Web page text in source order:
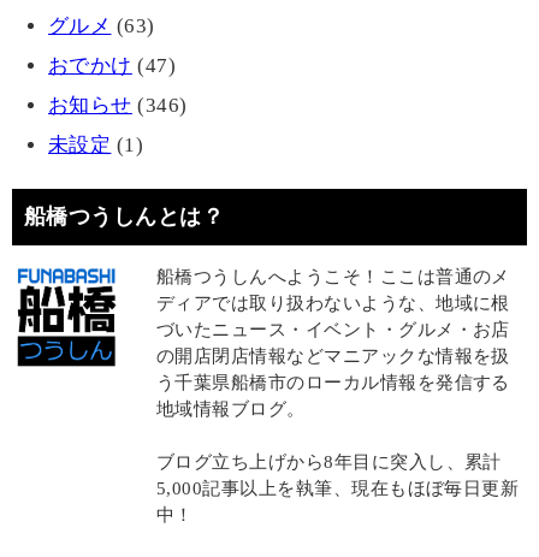
グルメ (63)
おでかけ (47)
お知らせ (346)
未設定 (1)
船橋つうしんとは？
船橋つうしんへようこそ！ここは普通のメ
ディアでは取り扱わないような、地域に根
づいたニュース・イベント・グルメ・お店
の開店閉店情報などマニアックな情報を扱
う千葉県船橋市のローカル情報を発信する
地域情報ブログ。
ブログ立ち上げから8年目に突入し、累計
5,000記事以上を執筆、現在もほぼ毎日更新
中！